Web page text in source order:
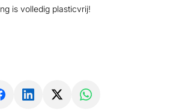
is volledig plasticvrij!